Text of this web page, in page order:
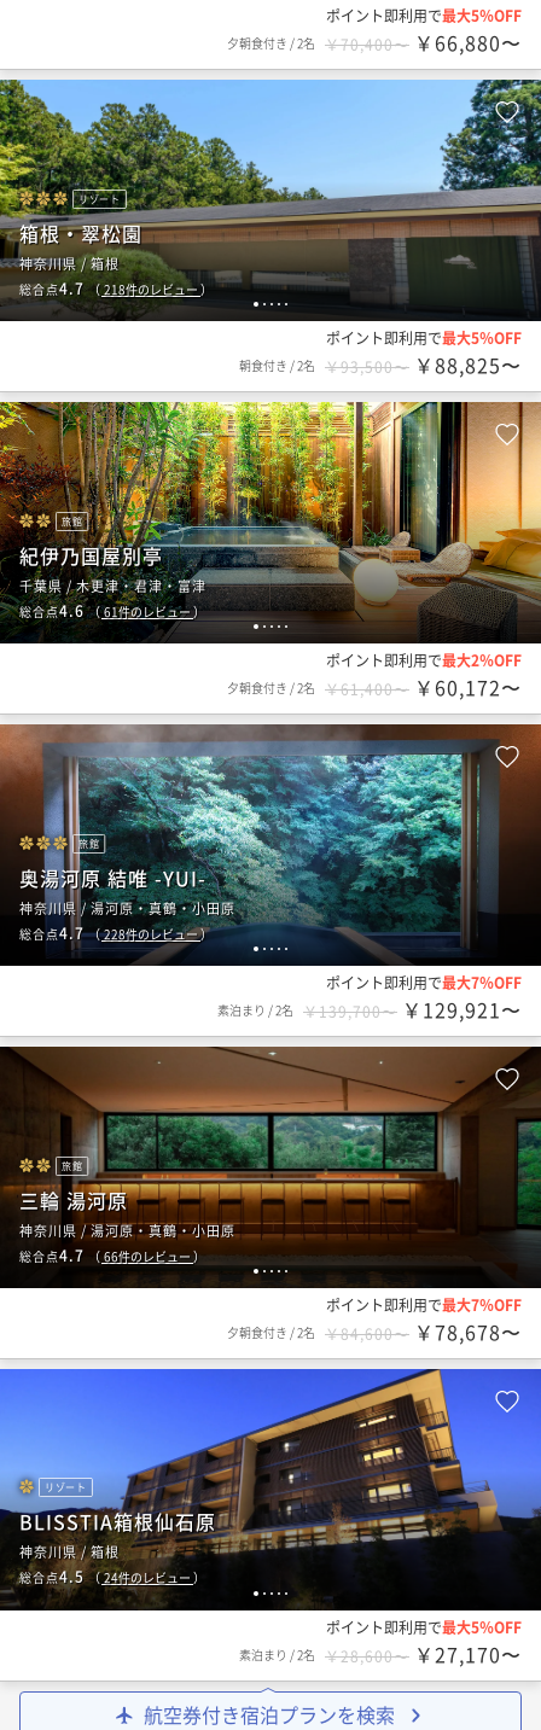
ポイント即利用で最大5％OFF
夕朝食付き /2名 ￥70,400〜 ￥66,880〜
1 2 3 4 5
リゾート
箱根・翠松園
神奈川県 / 箱根
総合点4.7（218件のレビュー ）
ポイント即利用で最大5％OFF
朝食付き /2名 ￥93,500〜 ￥88,825〜
12345
旅館
紀伊乃国屋別亭
千葉県 / 木更津・君津・富津
総合点4.6（61件のレビュー）
ポイント即利用で最大2％OFF
夕朝食付き /2名 ￥61,400〜 ￥60,172〜
1 2 3 4 5
旅館
奥湯河原 結唯 -YUI-
神奈川県 / 湯河原・真鶴・小田原
総合点4.7（228件のレビュー）
ポイント即利用で最大7％OFF
素泊まり /2名 ￥139,700〜 ￥129,921〜
12345
旅館
三輪 湯河原
神奈川県 / 湯河原・真鶴・小田原
総合点4.7 （ 66件のレビュー）
ポイント即利用で最大7％OFF
夕朝食付き /2名 ￥84,600〜 ￥78,678〜
1 2 3 4 5
リゾート
BLISSTIA箱根仙石原
神奈川県 / 箱根
総合点4.5（24件のレビュー ）
ポイント即利用で最大5％OFF
素泊まり /2名 ￥28,600〜 ￥27,170〜
航空券付き宿泊プランを検索